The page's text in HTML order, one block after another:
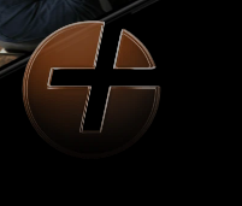
она
– за свой
на